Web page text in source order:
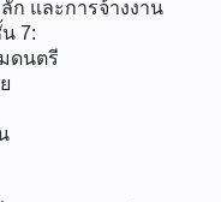
ก และการจ้างงาน
7:
ดนตรี